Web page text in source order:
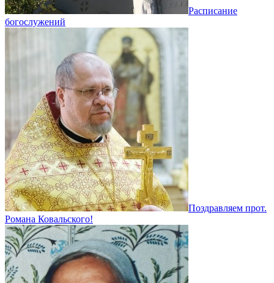
Расписание
богослужений
Поздравляем прот.
Романа Ковальского!